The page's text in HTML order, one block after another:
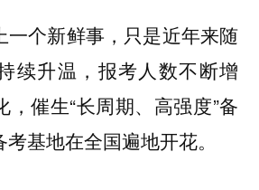
一个新鲜事，只是近年来随
续升温，报考人数不断增
，催生“长周期、高强度”备
基地在全国遍地开花。